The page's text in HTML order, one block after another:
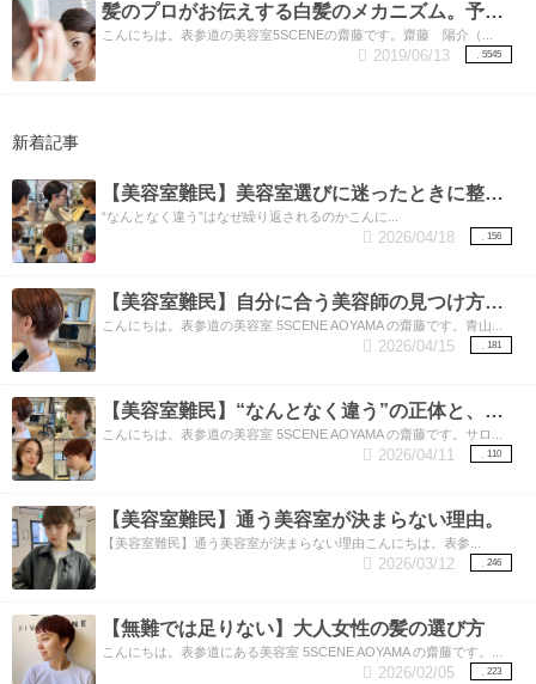
髪のプロがお伝えする白髪のメカニズム。予防と対策で白髪を改善するための方法
こんにちは。表参道の美容室5SCENEの齋藤です。齋藤 陽介（...
5545
2019/06/13
新着記事
【美容室難民】美容室選びに迷ったときに整理したいこと。
“なんとなく違う”はなぜ繰り返されるのかこんに...
156
2026/04/18
【美容室難民】自分に合う美容師の見つけ方と、しっくりくる理由。
こんにちは。表参道の美容室 5SCENE AOYAMA の齋藤です。青山...
181
2026/04/15
【美容室難民】“なんとなく違う”の正体と、美容師が見ているもの。
こんにちは。表参道の美容室 5SCENE AOYAMA の齋藤です。サロ...
110
2026/04/11
【美容室難民】通う美容室が決まらない理由。
【美容室難民】通う美容室が決まらない理由こんにちは。表参...
246
2026/03/12
【無難では足りない】大人女性の髪の選び方
こんにちは。表参道にある美容室 5SCENE AOYAMA の齋藤です。...
223
2026/02/05